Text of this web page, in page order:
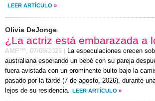
LEER ARTÍCULO »
Olivia DeJonge
¿La actriz está embarazada a
AMP™, 07/08/2026
La especulaciones crecen
australiana esperando un bebé con su pareja
fuera avistada con un prominente bulto bajo la
pasado por la tarde (7 de agosto, 2026), durante
lejos de su residencia.
LEER ARTÍCULO »